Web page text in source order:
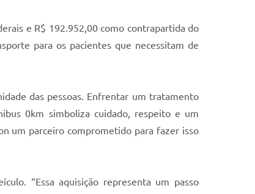
e R$ 192.952,00 como contrapartida do
para os pacientes que necessitam de
das pessoas. Enfrentar um tratamento
0km simboliza cuidado, respeito e um
um parceiro comprometido para fazer isso
“Essa aquisição representa um passo